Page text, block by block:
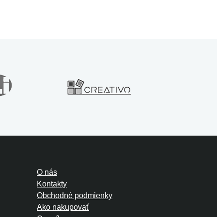
O nás
Kontakty
Obchodné podmienky
Ako nakupovať